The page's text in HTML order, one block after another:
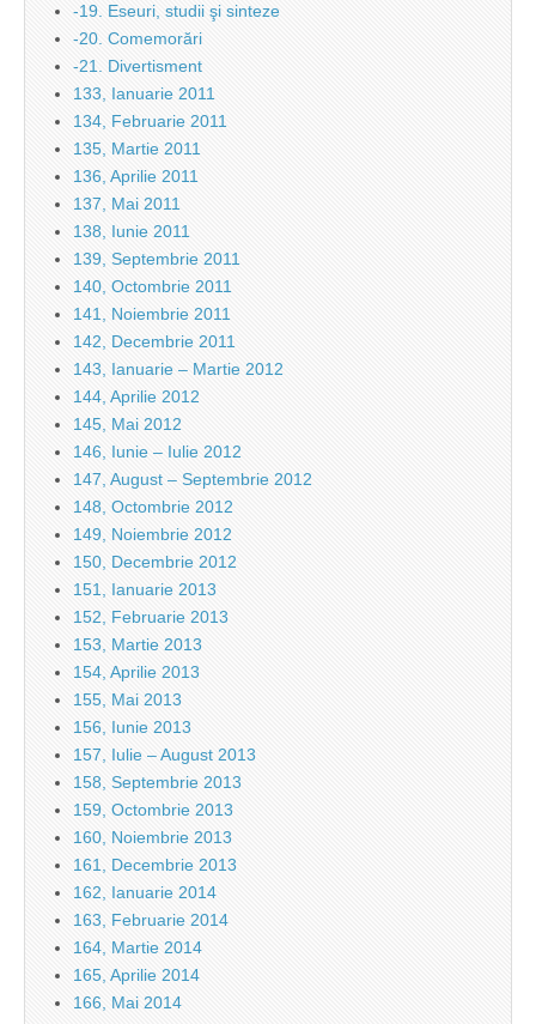
-19. Eseuri, studii şi sinteze
-20. Comemorări
-21. Divertisment
133, Ianuarie 2011
134, Februarie 2011
135, Martie 2011
136, Aprilie 2011
137, Mai 2011
138, Iunie 2011
139, Septembrie 2011
140, Octombrie 2011
141, Noiembrie 2011
142, Decembrie 2011
143, Ianuarie – Martie 2012
144, Aprilie 2012
145, Mai 2012
146, Iunie – Iulie 2012
147, August – Septembrie 2012
148, Octombrie 2012
149, Noiembrie 2012
150, Decembrie 2012
151, Ianuarie 2013
152, Februarie 2013
153, Martie 2013
154, Aprilie 2013
155, Mai 2013
156, Iunie 2013
157, Iulie – August 2013
158, Septembrie 2013
159, Octombrie 2013
160, Noiembrie 2013
161, Decembrie 2013
162, Ianuarie 2014
163, Februarie 2014
164, Martie 2014
165, Aprilie 2014
166, Mai 2014